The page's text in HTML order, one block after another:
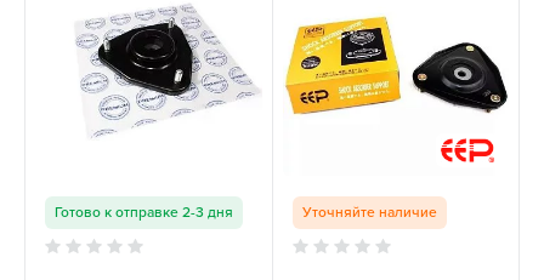
Готово к отправке 2-3 дня Уточняйте наличие